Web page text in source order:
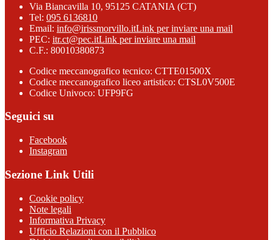
Via Biancavilla 10, 95125 CATANIA (CT)
Tel: 095 6136810
Email: info@irissmorvillo.itLink per inviare una mail
PEC: itr.ct@pec.itLink per inviare una mail
C.F.: 80010380873
Codice meccanografico tecnico: CTTE01500X
Codice meccanografico liceo artistico: CTSL0V500E
Codice Univoco: UFP9FG
Seguici su
Facebook
Instagram
Sezione Link Utili
Cookie policy
Note legali
Informativa Privacy
Ufficio Relazioni con il Pubblico